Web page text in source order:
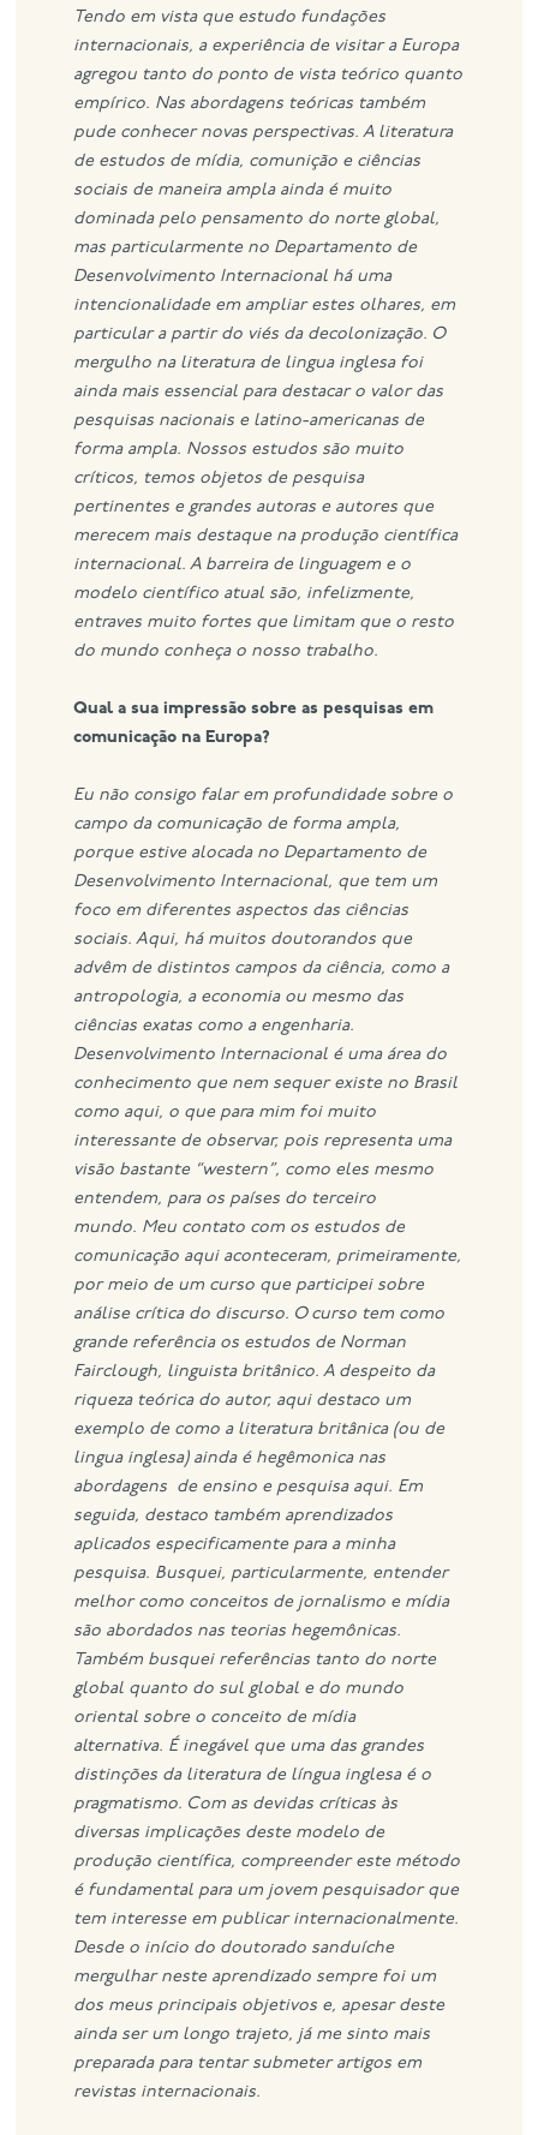
Tendo em vista que estudo fundações
internacionais, a experiência de visitar a Europa
agregou tanto do ponto de vista teórico quanto
empírico. Nas abordagens teóricas também
pude conhecer novas perspectivas. A literatura
de estudos de mídia, comunição e ciências
sociais de maneira ampla ainda é muito
dominada pelo pensamento do norte global,
mas particularmente no Departamento de
Desenvolvimento Internacional há uma
intencionalidade em ampliar estes olhares, em
particular a partir do viés da decolonização. O
mergulho na literatura de lingua inglesa foi
ainda mais essencial para destacar o valor das
pesquisas nacionais e latino-americanas de
forma ampla. Nossos estudos são muito
críticos, temos objetos de pesquisa
pertinentes e grandes autoras e autores que
merecem mais destaque na produção científica
internacional. A barreira de linguagem e o
modelo científico atual são, infelizmente,
entraves muito fortes que limitam que o resto
do mundo conheça o nosso trabalho.
Qual a sua impressão sobre as pesquisas em
comunicação na Europa?
Eu não consigo falar em profundidade sobre o
campo da comunicação de forma ampla,
porque estive alocada no Departamento de
Desenvolvimento Internacional, que tem um
foco em diferentes aspectos das ciências
sociais. Aqui, há muitos doutorandos que
advêm de distintos campos da ciência, como a
antropologia, a economia ou mesmo das
ciências exatas como a engenharia.
Desenvolvimento Internacional é uma área do
conhecimento que nem sequer existe no Brasil
como aqui, o que para mim foi muito
interessante de observar, pois representa uma
visão bastante “western”, como eles mesmo
entendem, para os países do terceiro
mundo. Meu contato com os estudos de
comunicação aqui aconteceram, primeiramente,
por meio de um curso que participei sobre
análise crítica do discurso. O curso tem como
grande referência os estudos de Norman
Fairclough, linguista britânico. A despeito da
riqueza teórica do autor, aqui destaco um
exemplo de como a literatura britânica (ou de
lingua inglesa) ainda é hegêmonica nas
abordagens de ensino e pesquisa aqui. Em
seguida, destaco também aprendizados
aplicados especificamente para a minha
pesquisa. Busquei, particularmente, entender
melhor como conceitos de jornalismo e mídia
são abordados nas teorias hegemônicas.
Também busquei referências tanto do norte
global quanto do sul global e do mundo
oriental sobre o conceito de mídia
alternativa. É inegável que uma das grandes
distinções da literatura de língua inglesa é o
pragmatismo. Com as devidas críticas às
diversas implicações deste modelo de
produção científica, compreender este método
é fundamental para um jovem pesquisador que
tem interesse em publicar internacionalmente.
Desde o início do doutorado sanduíche
mergulhar neste aprendizado sempre foi um
dos meus principais objetivos e, apesar deste
ainda ser um longo trajeto, já me sinto mais
preparada para tentar submeter artigos em
revistas internacionais.